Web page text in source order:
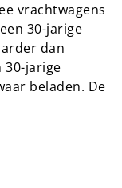
vrachtwagens
30-jarige
dan
30-jarige
beladen. De